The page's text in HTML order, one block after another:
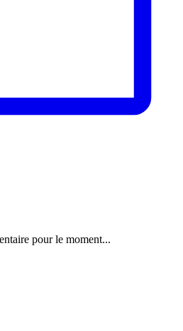
pour le moment...